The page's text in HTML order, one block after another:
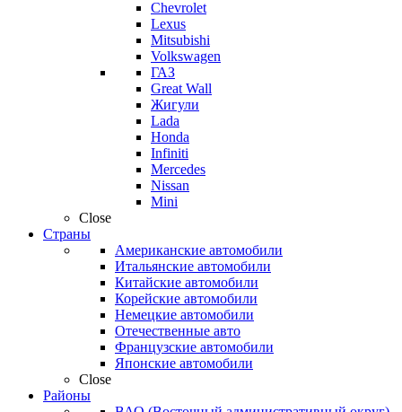
Chevrolet
Lexus
Mitsubishi
Volkswagen
ГАЗ
Great Wall
Жигули
Lada
Honda
Infiniti
Mercedes
Nissan
Mini
Close
Страны
Американские автомобили
Итальянские автомобили
Китайские автомобили
Корейские автомобили
Немецкие автомобили
Отечественные авто
Французские автомобили
Японские автомобили
Close
Районы